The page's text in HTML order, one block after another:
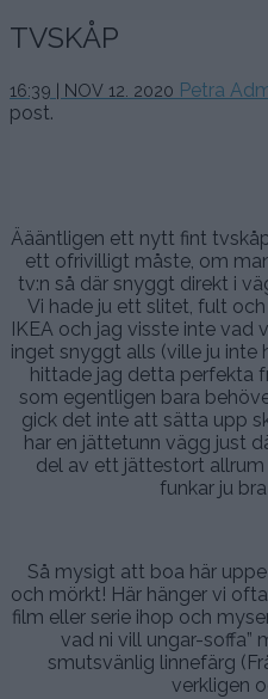
TVSKÅP
16:39 | NOV 12. 2020 13
Petra
post.
Äääntligen ett nytt fint
ett ofrivilligt måste, om
tv:n så där snyggt direkt i
Vi hade ju ett slitet, fult
IKEA och jag visste inte vad
inget snyggt alls (ville ju inte
hittade jag detta perfekta
som egentligen bara
gick det inte att sätta upp
har en jättetunn vägg just
del av ett jättestort allrum
funkar ju
Så mysigt att boa här
och mörkt! Här hänger vi
film eller serie ihop och
vad ni vill ungar-soffa”
smutsvänlig linnefärg
verkligen